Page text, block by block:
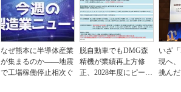
なぜ熊本に半導体産業
が集まるのか――地震
で工場稼働停止相次ぐ
脱自動車でもDMG森
精機が業績再上方修
正、2028年度にピーク
いざ
現へ
挑んだ